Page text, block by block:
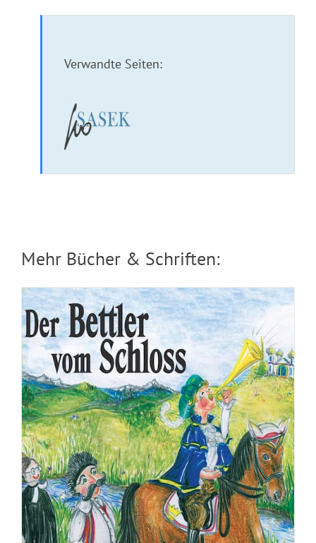
Verwandte Seiten:
Mehr Bücher & Schriften:
Broschuere: Ruhe ringsum